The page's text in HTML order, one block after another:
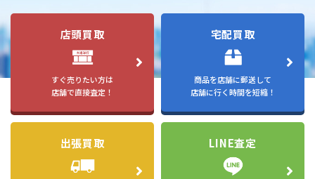
店頭買取
すぐ売りたい方は
店舗で直接査定！
宅配買取
商品を店舗に郵送して
店舗に行く時間を短縮！
出張買取 LINE査定